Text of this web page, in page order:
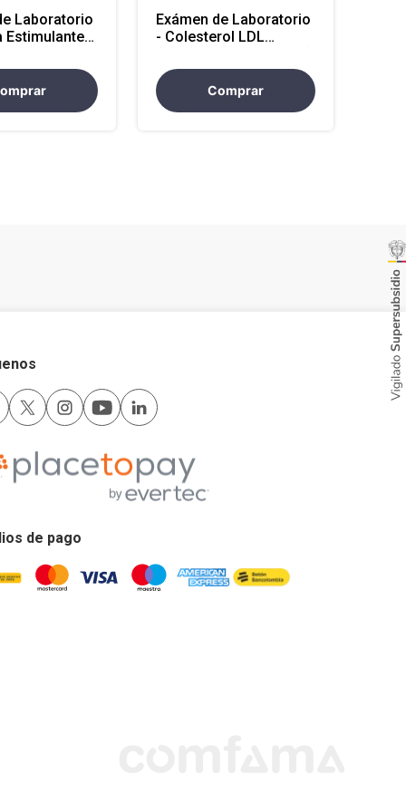
Laboratorio
Estimulante
Exámen de Laboratorio
- Colesterol LDL
Comprar
de pago